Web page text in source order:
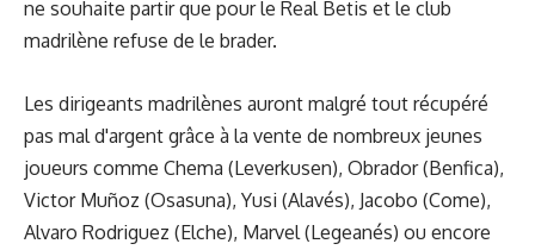
ne souhaite partir que pour le Real Betis et le club
madrilène refuse de le brader.
Les dirigeants madrilènes auront malgré tout récupéré
pas mal d'argent grâce à la vente de nombreux jeunes
joueurs comme Chema (Leverkusen), Obrador (Benfica),
Victor Muñoz (Osasuna), Yusi (Alavés), Jacobo (Come),
Alvaro Rodriguez (Elche), Marvel (Legeanés) ou encore